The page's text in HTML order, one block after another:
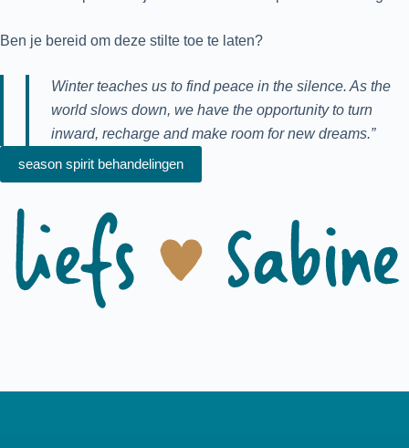
Ben je bereid om deze stilte toe te laten?
Winter teaches us to find peace in the silence. As the
world slows down, we have the opportunity to turn
inward, recharge and make room for new dreams.”
season spirit behandelingen